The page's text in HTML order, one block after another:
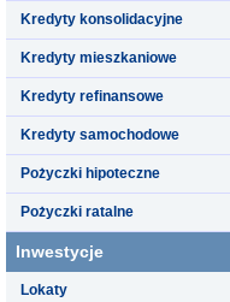
Kredyty konsolidacyjne
Kredyty mieszkaniowe
Kredyty refinansowe
Kredyty samochodowe
Pożyczki hipoteczne
Pożyczki ratalne
Inwestycje
Lokaty